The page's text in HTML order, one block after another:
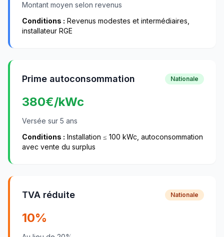
Montant moyen selon revenus
Conditions : Revenus modestes et intermédiaires,
installateur RGE
Prime autoconsommation Nationale
380€/kWc
Versée sur 5 ans
Conditions : Installation ≤ 100 kWc, autoconsommation
avec vente du surplus
TVA réduite Nationale
10%